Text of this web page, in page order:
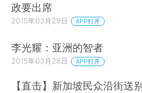
政要出席
2015年03月29日 APP打开
李光耀：亚洲的智者
2015年03月28日 APP打开
【直击】新加坡民众沿街送别